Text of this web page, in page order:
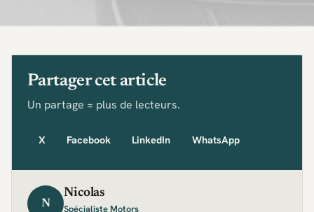
Partager cet article
Un partage = plus de lecteurs.
X Facebook LinkedIn WhatsApp
N
Nicolas
Spécialiste Motors